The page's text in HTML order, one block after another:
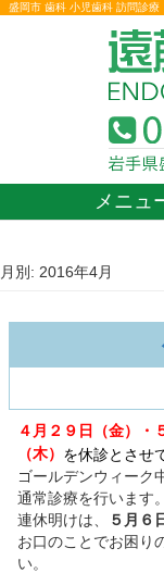
盛岡市 歯科 小児歯科 訪問診療
メニュ
月別: 2016年4月
４月２９日（金）・
（木） を休診とさせ
ゴールデンウィーク
通常診療を行います。
連休明けは、
５月６
お口のことでお困り
い。